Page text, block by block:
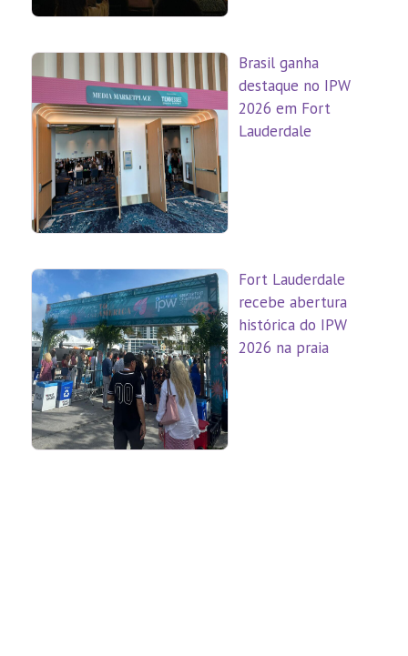
Brasil ganha
destaque no IPW
2026 em Fort
Lauderdale
Fort Lauderdale
recebe abertura
histórica do IPW
2026 na praia